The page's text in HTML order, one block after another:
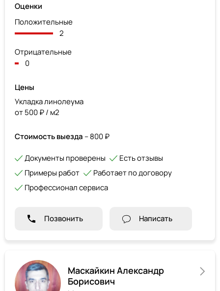
Оценки
Положительные
2
Отрицательные
0
Цены
Укладка линолеума
от 500 ₽ / м2
Стоимость выезда – 800 ₽
Документы проверены
Есть отзывы
Примеры работ
Работает по договору
Профессионал сервиса
Позвонить Написать
Маскайкин Александр
Борисович